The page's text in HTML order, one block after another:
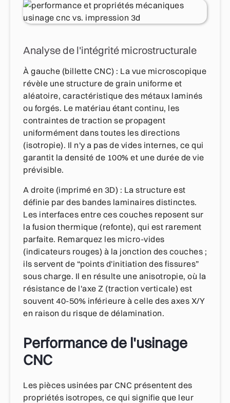
Analyse de l'intégrité microstructurale
À gauche (billette CNC) : La vue microscopique
révèle une structure de grain uniforme et
aléatoire, caractéristique des métaux laminés
ou forgés. Le matériau étant continu, les
contraintes de traction se propagent
uniformément dans toutes les directions
(isotropie). Il n'y a pas de vides internes, ce qui
garantit la densité de 100% et une durée de vie
prévisible.
A droite (imprimé en 3D) : La structure est
définie par des bandes laminaires distinctes.
Les interfaces entre ces couches reposent sur
la fusion thermique (refonte), qui est rarement
parfaite. Remarquez les micro-vides
(indicateurs rouges) à la jonction des couches ;
ils servent de “points d'initiation des fissures”
sous charge. Il en résulte une anisotropie, où la
résistance de l'axe Z (traction verticale) est
souvent 40-50% inférieure à celle des axes X/Y
en raison du risque de délamination.
Performance de l'usinage
CNC
Les pièces usinées par CNC présentent des
propriétés isotropes, ce qui signifie que leur